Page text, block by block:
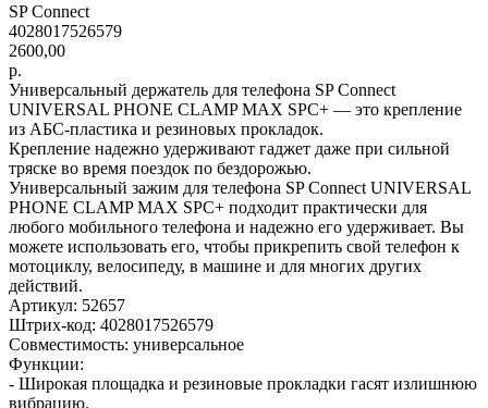
SP Connect
4028017526579
2600,00
р.
Универсальный держатель для телефона SP Connect
UNIVERSAL PHONE CLAMP MAX SPC+ — это крепление
из АБС-пластика и резиновых прокладок.
Крепление надежно удерживают гаджет даже при сильной
тряске во время поездок по бездорожью.
Универсальный зажим для телефона SP Connect UNIVERSAL
PHONE CLAMP MAX SPC+ подходит практически для
любого мобильного телефона и надежно его удерживает. Вы
можете использовать его, чтобы прикрепить свой телефон к
мотоциклу, велосипеду, в машине и для многих других
действий.
Артикул: 52657
Штрих-код: 4028017526579
Совместимость: универсальное
Функции:
- Широкая площадка и резиновые прокладки гасят излишнюю
вибрацию.